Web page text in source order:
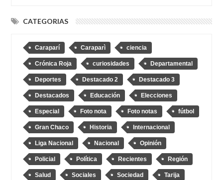
CATEGORIAS
Caraparí Caraparì ciencia
Crónica Roja curiosidades Departamental
Deportes Destacado 2 Destacado 3
Destacados Educación Elecciones
Especial Foto nota Foto notas fútbol
Gran Chaco Historia Internacional
Liga Nacional Nacional Opinión
Policial Política Recientes Región
Salud Sociales Sociedad Tarija